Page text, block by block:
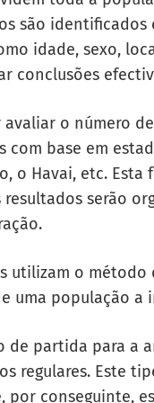
são
idade, sexo,
conclusões
o número
base em
o Havai, etc. Esta
serão
utilizam o método
uma população a
partida para a
regulares. Este
conseguinte,